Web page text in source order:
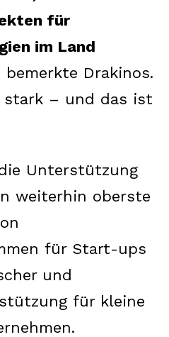
für
im Land
bemerkte Drakinos.
stark – und das ist
Unterstützung
weiterhin oberste
für Start-ups
und
für kleine